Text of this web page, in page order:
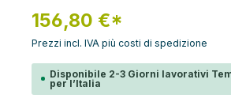
156,80 €*
Prezzi incl. IVA più costi di spedizione
Disponibile 2-3 Giorni lavorativi
per l’Italia